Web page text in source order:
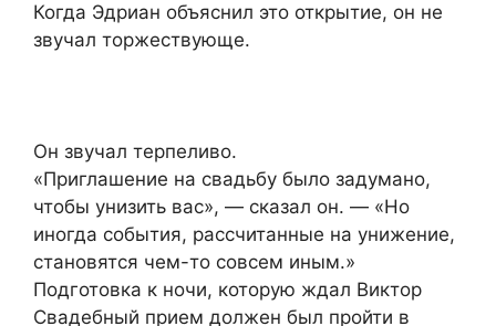
Когда Эдриан объяснил это открытие, он не
звучал торжествующе.
Он звучал терпеливо.
«Приглашение на свадьбу было задумано,
чтобы унизить вас», — сказал он. — «Но
иногда события, рассчитанные на унижение,
становятся чем-то совсем иным.»
Подготовка к ночи, которую ждал Виктор
Свадебный прием должен был пройти в